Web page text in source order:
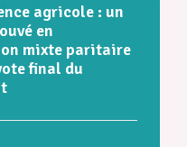
agricole : un
en
mixte paritaire
final du